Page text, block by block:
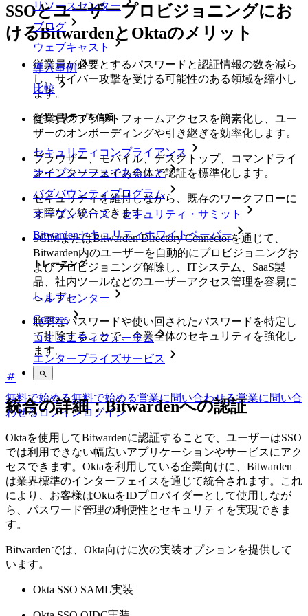
リソースセンター
ブログ
ウェブキャスト
導入事例
比較
セキュリティ＆信頼
セキュリティコンプライアンス
オープンソースであること
バグバウンティプログラム
オープンソース・セキュリティ・サミット
Bitwardenセキュリティホワイトペーパー
トレーニング
ヘルプセンター
Courses
コミュニティフォーラム
エンタープライズサービス
無料で始める無料で始める営業に問い合わせる営業に問い合
わせるログインログイン
SSOとユーザープロビジョニングにお
けるBitwardenとOktaのメリット
従業員が必要とするパスワードと認証情報の数を減ら
し、サイバー攻撃を受ける可能性のある領域を縮小し
ます。
従業員のプラットフォームアクセスを簡素化し、ユー
ザーのオンボーディングや引き継ぎを効率化します。
ブラウザー、モバイル、デスクトップ、コマンドライ
ンインターフェイス全体で認証を標準化します。
セキュリティを維持しながら、既存のワークフローに
支障なく統合できます。
SCIMまたはBitwarden Directory Connectorを通じて、
Bitwarden内のユーザーを自動的にプロビジョニングお
よびプロビジョニング解除し、ITシステム、SaaS製
品、社内ツールなどのユーザーアクセス管理を容易に
します。
脆弱なパスワードや使い回されたパスワードを特定し
て排除することで、企業全体のセキュリティを強化し
ます。
統合の詳細：Bitwardenへの認証
Oktaを使用してBitwardenに認証することで、ユーザーはSSO
では利用できない幅広いアプリケーションやサービスにアク
セスできます。Oktaを利用している企業向けに、Bitwarden
は業界標準のインターフェイスを通じて統合されます。これ
により、お客様はOktaをIDプロバイダーとして使用しなが
ら、パスワード管理の利便性とセキュリティを実現できま
す。
Bitwardenでは、Okta向けに次の実装オプションを提供して
います。
Okta SSO SAML実装